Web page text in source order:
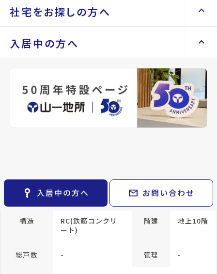
space_dashboard
土地を探す
エリアから探す
train
路線から探す
事業用・投資用を探す keyboard_arrow_right
検索条件
閲覧履歴 keyboard_arrow_right
マイホームを考え始めたら keyboard_arrow_right
不動産を貸すまでの流れ
空き家サポートサービス
不動産を売却したい keyboard_arrow_right
相続相談をしたい keyboard_arrow_right
不動産に投資したい keyboard_arrow_right
Renotta（リノッタ） keyboard_arrow_right
会社案内 keyboard_arrow_right
会社概要・沿革 keyboard_arrow_right
keyboard_arrow_right
パーパス keyboard_arrow_right
CM紹介
社宅をお探しの方へ keyboard_arrow_up
社宅をお探しの方へ keyboard_arrow_right
keyboard_arrow_right
レンタルオフィス keyboard_arrow_right
貸会議室 keyboard_arrow_right
open_in_new
入居中の方へ keyboard_arrow_up
keyboard_arrow_right
退去される方へ keyboard_arrow_right
※準備中 住まいのしおり（PDF）
key_vertical 入居中の方へ mail お問い合わせ
所在地 宮城県仙台市青葉区木町通1丁目
アクセス
仙台市地下鉄南北線/勾当台公園駅 徒歩8分
仙台市営バス バス停『木町通一丁目』から
種別 賃貸マンション
04月
構造
RC(鉄筋コンクリ
ート)
階建 地上10階
総戸数 - 管理 -